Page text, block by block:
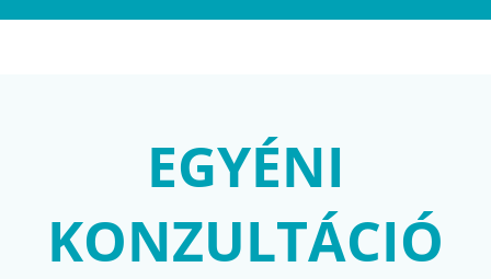
EGYÉNI
KONZULTÁCIÓ